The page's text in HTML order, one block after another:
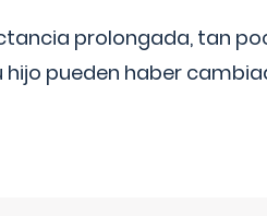
prolongada, tan
pueden haber